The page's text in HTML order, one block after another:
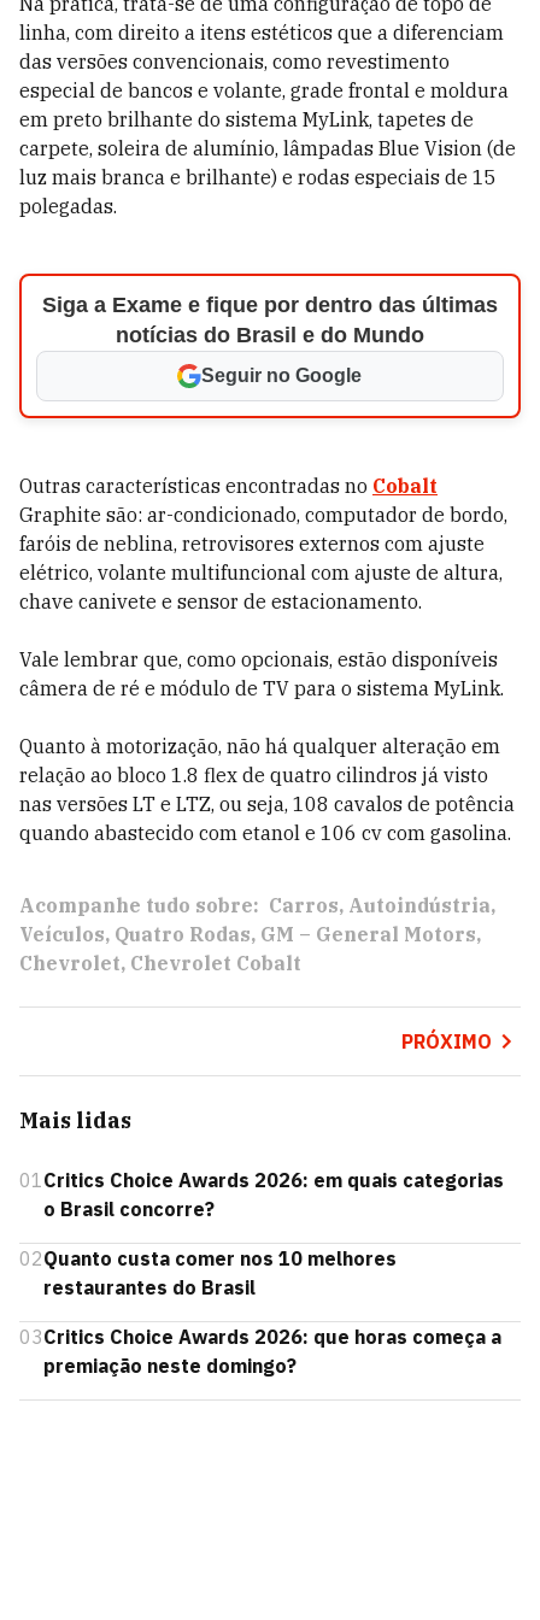
linha, com direito a itens estéticos que a diferenciam
das versões convencionais, como revestimento
especial de bancos e volante, grade frontal e moldura
em preto brilhante do sistema MyLink, tapetes de
carpete, soleira de alumínio, lâmpadas Blue Vision (de
luz mais branca e brilhante) e rodas especiais de 15
polegadas.
Siga a Exame e fique por dentro das últimas
notícias do Brasil e do Mundo
Seguir no Google
Outras características encontradas no Cobalt
Graphite são: ar-condicionado, computador de bordo,
faróis de neblina, retrovisores externos com ajuste
elétrico, volante multifuncional com ajuste de altura,
chave canivete e sensor de estacionamento.
Vale lembrar que, como opcionais, estão disponíveis
câmera de ré e módulo de TV para o sistema MyLink.
Quanto à motorização, não há qualquer alteração em
relação ao bloco 1.8 flex de quatro cilindros já visto
nas versões LT e LTZ, ou seja, 108 cavalos de potência
quando abastecido com etanol e 106 cv com gasolina.
Acompanhe tudo sobre: Carros Autoindústria
Veículos Quatro Rodas GM – General Motors
Chevrolet Chevrolet Cobalt
PRÓXIMO
Mais lidas
01Critics Choice Awards 2026: em quais categorias
o Brasil concorre?
02Quanto custa comer nos 10 melhores
restaurantes do Brasil
03Critics Choice Awards 2026: que horas começa a
premiação neste domingo?